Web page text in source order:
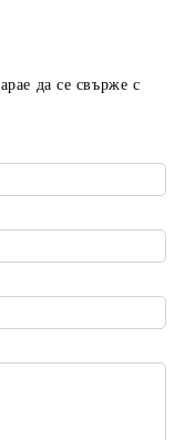
да се свърже с